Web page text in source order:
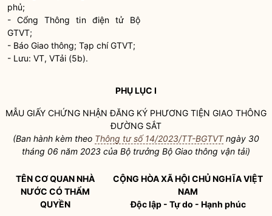
phủ;
- Cổng Thông tin điện tử Bộ
GTVT;
- Báo Giao thông; Tạp chí GTVT;
- Lưu: VT, VTải (5b).
PHỤ LỤC I
MẪU GIẤY CHỨNG NHẬN ĐĂNG KÝ PHƯƠNG TIỆN GIAO THÔNG
ĐƯỜNG SẮT
(Ban hành kèm theo Thông tư số 14/2023/TT-BGTVTngày 30
tháng 06 năm 2023 của Bộ trưởng Bộ Giao thông vận tải)
TÊN CƠ QUAN NHÀ
NƯỚC CÓ THẨM
QUYỀN
CỘNG HÒA XÃ HỘI CHỦ NGHĨA VIỆT
NAM
Độc lập - Tự do - Hạnh phúc